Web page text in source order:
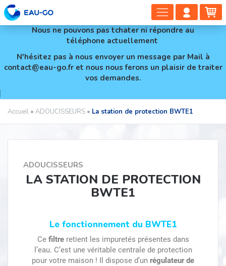
Nous ne pouvons pas tchater ni répondre au
téléphone actuellement
N'hésitez pas à nous envoyer un message par Mail à
contact@eau-go.fr et nous nous ferons un plaisir de traiter
vos demandes.
DÉPLIER
LA
Accueil • ADOUCISSEURS • La station de protection BWTE1
ADOUCISSEURS
LA STATION DE PROTECTION
BWTE1
Le fonctionnement du BWTE1
Ce filtreretient les impuretés présentes dans
l’eau. C’est une véritable centrale de protection
pour votre maison ! Il dispose d’un régulateur de